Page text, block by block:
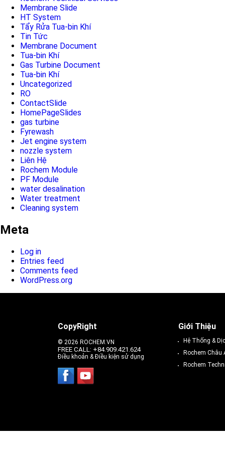
Membrane Slide
HT System
Tẩy Rửa Tua-bin Khí
Tin Tức
Membrane Document
Tua-bin Khí
Gas Turbine Document
Tua-bin Khí
Uncategorized
RO
ContactSlide
HomePageSlides
gas turbine
Fyrewash
Jet engine system
nozzle system
Liên Hệ
Rochem Module
PF Module
water desalination
Water treatment
Cleaning system
Meta
Log in
Entries feed
Comments feed
WordPress.org
CopyRight
© 2026 ROCHEM.VN
FREE CALL: +84.909.421.624
Điều khoản & Điều kiện sử dụng
Giới Thiệu
Hệ Thống &
Rochem Châu
Rochem